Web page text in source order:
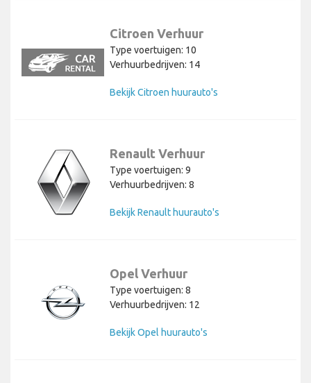
Citroen Verhuur
Type voertuigen: 10
Verhuurbedrijven: 14
Bekijk Citroen huurauto's
Renault Verhuur
Type voertuigen: 9
Verhuurbedrijven: 8
Bekijk Renault huurauto's
Opel Verhuur
Type voertuigen: 8
Verhuurbedrijven: 12
Bekijk Opel huurauto's